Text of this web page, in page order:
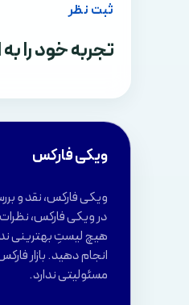
ثبت نظر
تجربه خود را
ویکی فارکس
در ویکی فارکس،
هیچ لیستِ بهترینی
انجام دهید. بازار
مسئولیتی ندارد.